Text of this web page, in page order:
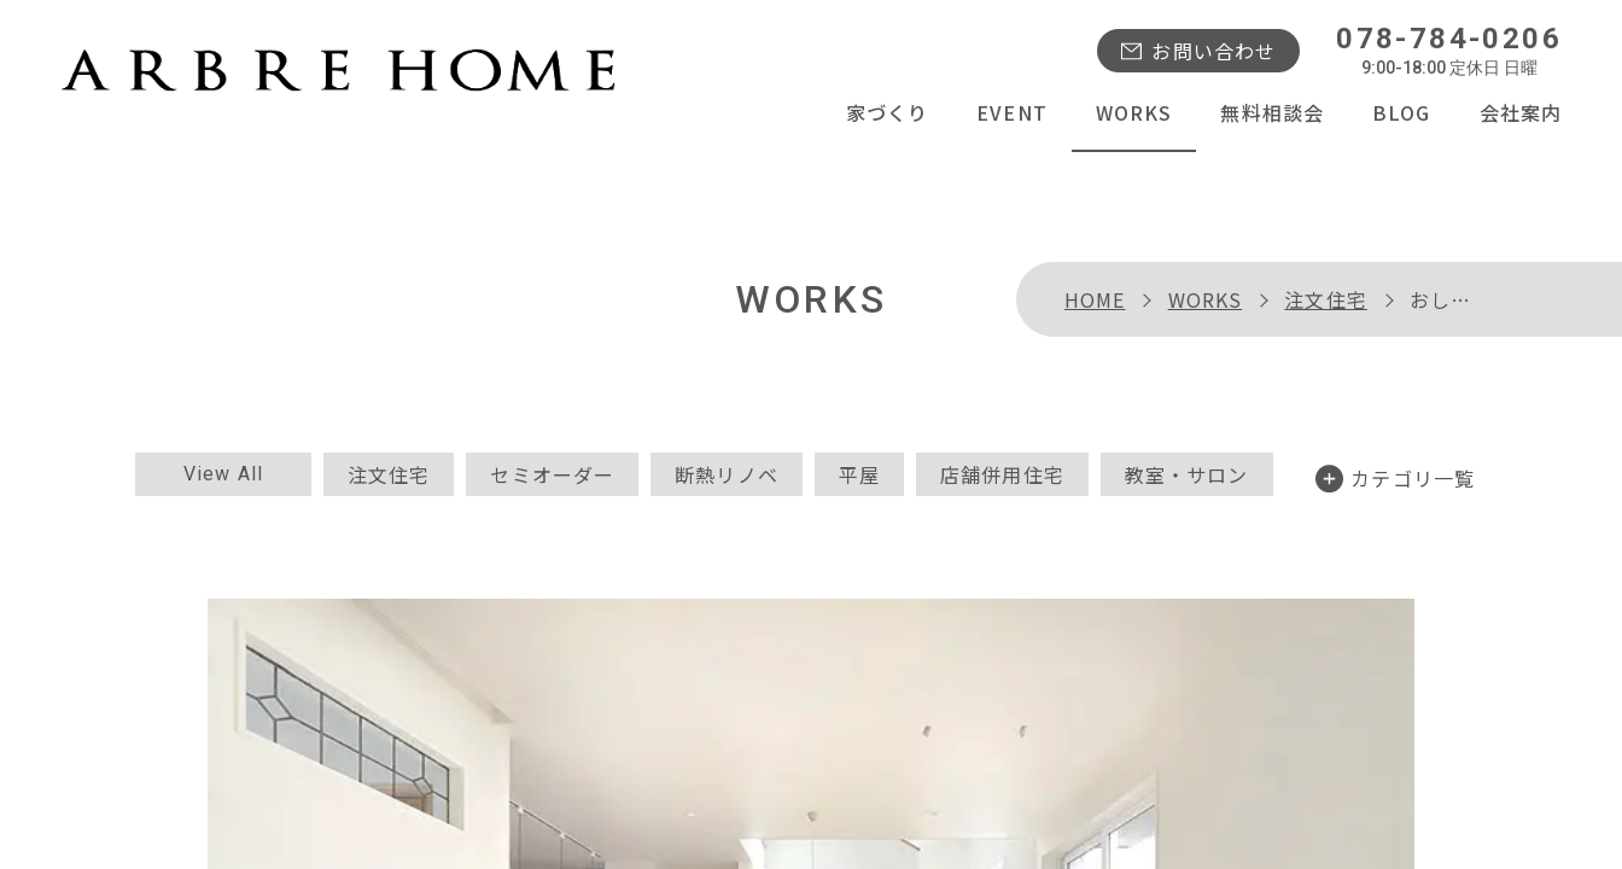
家づくり EVENT WORKS 無料相談会 BLOG 会社案内
お問い合わせ 078-784-0206
9:00-18:00 定休日 日曜
HOME WORKS 注文住宅 おしゃれなカフェ風インテリアの家
WORKS
View All 注文住宅 セミオーダー 断熱リノベ 平屋 店舗併用住宅
教室・サロン
カテゴリ一覧